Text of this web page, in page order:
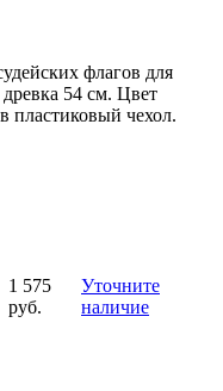
флагов для
54 см. Цвет
пластиковый чехол.
1 575
руб.
Уточните
наличие